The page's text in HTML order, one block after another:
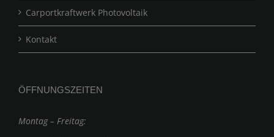
Carportkraftwerk Photovoltaik
Kontakt
ÖFFNUNGSZEITEN
Montag – Freitag: